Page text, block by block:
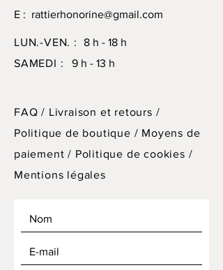
E : rattierhonorine@gmail.com
LUN.-VEN. :
8 h - 18 h
SAMEDI : 9 h - 13 h
FAQ / Livraison et retours /
Politique de boutique / Moyens de
paiement / Politique de cookies /
Mentions légales